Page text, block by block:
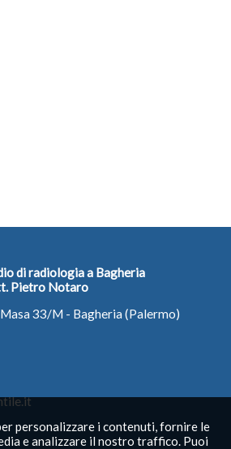
di radiologia a Bagheria
Pietro Notaro
33/M - Bagheria (Palermo)
personalizzare i contenuti, fornire le
e analizzare il nostro traffico. Puoi